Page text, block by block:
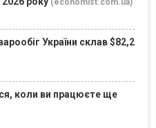
(economist.com.ua)
України склав $82,2
коли ви працюєте ще